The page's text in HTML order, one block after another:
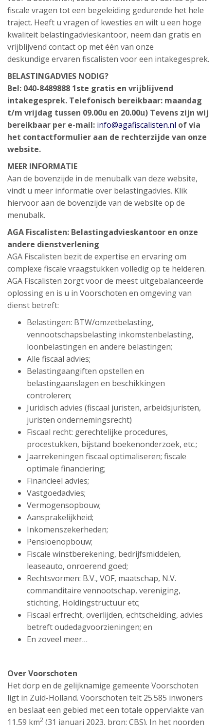
fiscale vragen tot een begeleiding gedurende het hele
traject. Heeft u vragen of kwesties en wilt u een hoge
kwaliteit belastingadvieskantoor, neem dan gratis en
vrijblijvend contact op met één van onze
deskundige ervaren fiscalisten voor een intakegesprek.
BELASTINGADVIES NODIG?
Bel: 040-8489888 1ste gratis en vrijblijvend
intakegesprek. Telefonisch bereikbaar: maandag
t/m vrijdag tussen 09.00u en 20.00u) Tevens zijn wij
bereikbaar per e-mail: info@agafiscalisten.nl of via
het contactformulier aan de rechterzijde van onze
website.
MEER INFORMATIE
Aan de bovenzijde in de menubalk van deze website,
vindt u meer informatie over belastingadvies. Klik
hiervoor aan de bovenzijde van de website op de
menubalk.
AGA Fiscalisten: Belastingadvieskantoor en onze
andere dienstverlening
AGA Fiscalisten bezit de expertise en ervaring om
complexe fiscale vraagstukken volledig op te helderen.
AGA Fiscalisten zorgt voor de meest uitgebalanceerde
oplossing en is u in Voorschoten en omgeving van
dienst betreft:
Belastingen: BTW/omzetbelasting,
vennootschapsbelasting inkomstenbelasting,
loonbelastingen en andere belastingen;
Alle fiscaal advies;
Belastingaangiften opstellen en
belastingaanslagen en beschikkingen
controleren;
Juridisch advies (fiscaal juristen, arbeidsjuristen,
juristen ondernemingsrecht)
Fiscaal recht: gerechtelijke procedures,
procestukken, bijstand boekenonderzoek, etc.;
Jaarrekeningen fiscaal optimaliseren; fiscale
optimale financiering;
Financieel advies;
Vastgoedadvies;
Vermogensopbouw;
Aansprakelijkheid;
Inkomenszekerheden;
Pensioenopbouw;
Fiscale winstberekening, bedrijfsmiddelen,
leaseauto, onroerend goed;
Rechtsvormen: B.V., VOF, maatschap, N.V.
commanditaire vennootschap, vereniging,
stichting, Holdingstructuur etc;
Fiscaal erfrecht, overlijden, echtscheiding, advies
betreft oudedagvoorzieningen; en
En zoveel meer…
Over Voorschoten
Het dorp en de gelijknamige gemeente Voorschoten
ligt in Zuid-Holland. Voorschoten telt 25.585 inwoners
en beslaat een gebied met een totale oppervlakte van
11,59 km2 (31 januari 2023, bron: CBS). In het noorden